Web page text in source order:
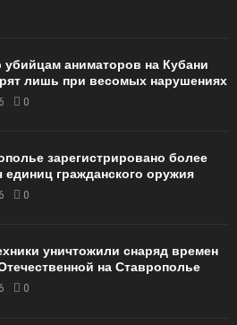
убийцам аниматоров на Кубани
лишь при весомых нарушениях
0
зарегистрировано более
единиц гражданского оружия
0
уничтожили снаряд времен
на Ставрополье
0